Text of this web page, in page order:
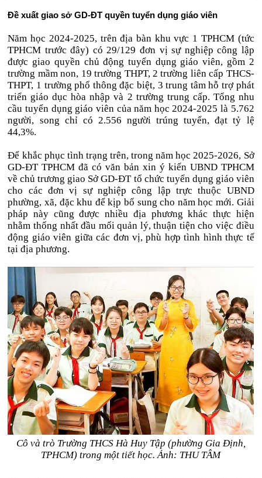
Đề xuất giao sở GD-ĐT quyền tuyển dụng giáo viên
Năm học 2024-2025, trên địa bàn khu vực 1 TPHCM (tức
TPHCM trước đây) có 29/129 đơn vị sự nghiệp công lập
được giao quyền chủ động tuyển dụng giáo viên, gồm 2
trường mầm non, 19 trường THPT, 2 trường liên cấp THCS-
THPT, 1 trường phổ thông đặc biệt, 3 trung tâm hỗ trợ phát
triển giáo dục hòa nhập và 2 trường trung cấp. Tổng nhu
cầu tuyển dụng giáo viên của năm học 2024-2025 là 5.762
người, song chỉ có 2.556 người trúng tuyển, đạt tỷ lệ
44,3%.
Để khắc phục tình trạng trên, trong năm học 2025-2026, Sở
GD-ĐT TPHCM đã có văn bản xin ý kiến UBND TPHCM
về chủ trương giao Sở GD-ĐT tổ chức tuyển dụng giáo viên
cho các đơn vị sự nghiệp công lập trực thuộc UBND
phường, xã, đặc khu để kịp bổ sung cho năm học mới. Giải
pháp này cũng được nhiều địa phương khác thực hiện
nhằm thống nhất đầu mối quản lý, thuận tiện cho việc điều
động giáo viên giữa các đơn vị, phù hợp tình hình thực tế
tại địa phương.
Cô và trò Trường THCS Hà Huy Tập (phường Gia Định,
TPHCM) trong một tiết học. Ảnh: THU TÂM